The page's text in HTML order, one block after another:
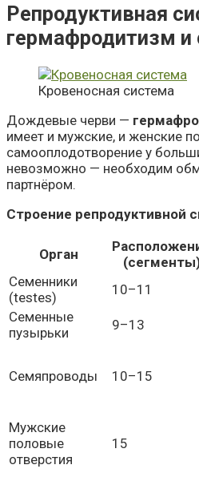
Репродуктивная
гермафродитизм и
Кровеносная система
Дождевые черви —
имеет и мужские, и женские
самооплодотворение у
невозможно — необходим
партнёром.
Строение репродуктивной
Орган
Семенники
(testes)
10–11
Семенные
пузырьки
9–13
Семяпроводы 10–15
Мужские
половые
отверстия
15